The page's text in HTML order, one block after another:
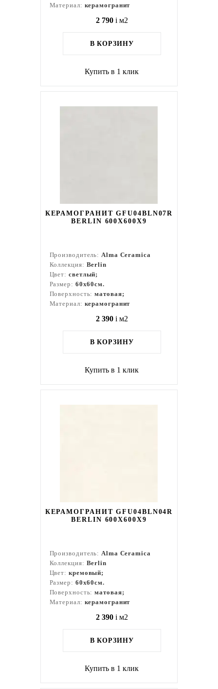
Материал: керамогранит
2 790 i м2
В КОРЗИНУ
Купить в 1 клик
КЕРАМОГРАНИТ GFU04BLN07R
BERLIN 600X600X9
Производитель:Alma Ceramica
Коллекция: Berlin
Цвет: светлый;
Размер: 60x60см.
Поверхность:матовая;
Материал: керамогранит
2 390 i м2
В КОРЗИНУ
Купить в 1 клик
КЕРАМОГРАНИТ GFU04BLN04R
BERLIN 600X600X9
Производитель:Alma Ceramica
Коллекция: Berlin
Цвет: кремовый;
Размер: 60x60см.
Поверхность:матовая;
Материал: керамогранит
2 390 i м2
В КОРЗИНУ
Купить в 1 клик